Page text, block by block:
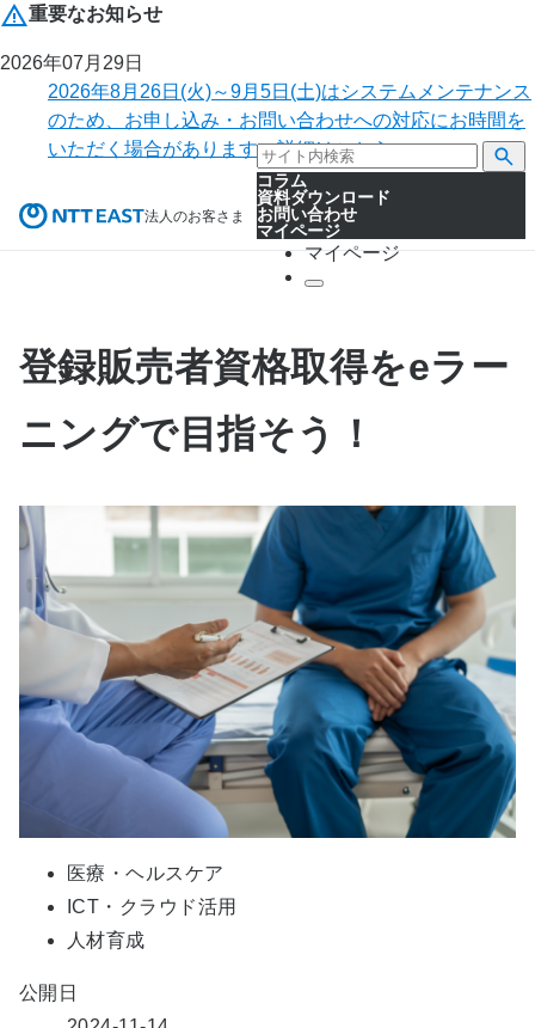
重要なお知らせ
2026年07月29日
2026年8月26日(火)～9月5日(土)はシステムメンテナンス
のため、お申し込み・お問い合わせへの対応にお時間を
いただく場合があります。詳細はこちら。
法人のお客さま
コラム
資料ダウンロード
お問い合わせ
マイページ
マイページ
登録販売者資格取得をeラー
ニングで目指そう！
医療・ヘルスケア
ICT・クラウド活用
人材育成
公開日